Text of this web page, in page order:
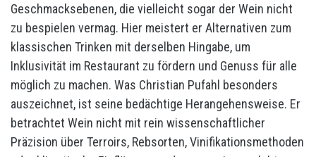
Geschmacksebenen, die vielleicht sogar der Wein nicht
zu bespielen vermag. Hier meistert er Alternativen zum
klassischen Trinken mit derselben Hingabe, um
Inklusivität im Restaurant zu fördern und Genuss für alle
möglich zu machen. Was Christian Pufahl besonders
auszeichnet, ist seine bedächtige Herangehensweise. Er
betrachtet Wein nicht mit rein wissenschaftlicher
Präzision über Terroirs, Rebsorten, Vinifikationsmethoden